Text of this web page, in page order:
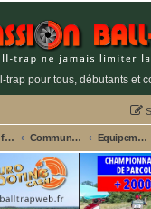
trap pour tous, débutants et
Commun aux 2 fédérations ball-trap FFBT et FFT Equipement des stands de tir ball-trap